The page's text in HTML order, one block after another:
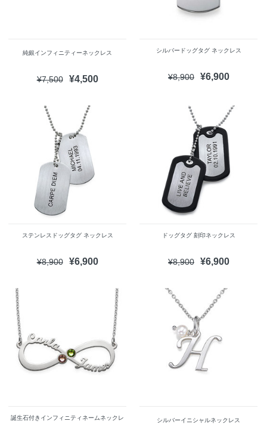
純銀インフィニティーネックレス
¥7,500 ¥4,500
シルバードッグタグ ネックレス
¥8,900 ¥6,900
ステンレスドッグタグ ネックレス
¥8,900 ¥6,900
ドッグタグ 刻印ネックレス
¥8,900 ¥6,900
誕生石付きインフィニティネームネックレ
シルバーイニシャルネックレス